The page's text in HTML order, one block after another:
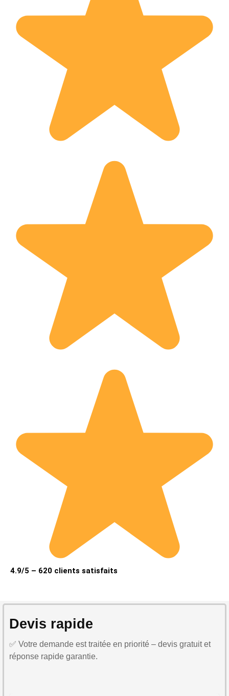
4.9/5 – 620 clients satisfaits
Devis rapide
✅ Votre demande est traitée en priorité – devis gratuit et
réponse rapide garantie.